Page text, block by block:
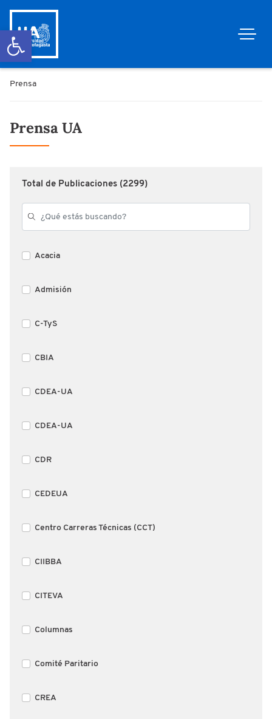
Abrir barra de herramientas
Prensa
Prensa UA
Total de Publicaciones (2299)
Acacia
Admisión
C-TyS
CBIA
CDEA-UA
CDEA-UA
CDR
CEDEUA
Centro Carreras Técnicas (CCT)
CIIBBA
CITEVA
Columnas
Comité Paritario
CREA